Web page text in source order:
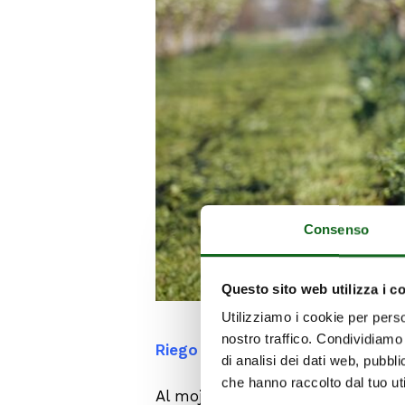
Consenso
Questo sito web utilizza i
Utilizziamo i cookie per
nostro traffico.
di analisi dei dati web,
che hanno raccolto dal tuo
Riego antihelada sobrefollaje
Al mojar las plantas con agua